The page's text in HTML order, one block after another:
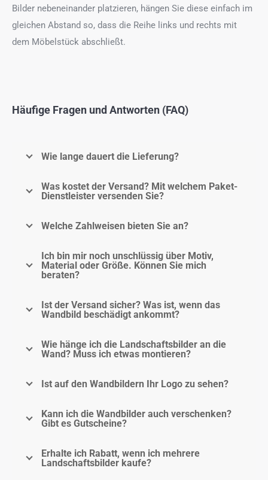
Bilder nebeneinander platzieren, hängen Sie diese einfach im
gleichen Abstand so, dass die Reihe links und rechts mit
dem Möbelstück abschließt.
Häufige Fragen und Antworten (FAQ)
Wie lange dauert die Lieferung?
Was kostet der Versand? Mit welchem Paket-
Dienstleister versenden Sie?
Welche Zahlweisen bieten Sie an?
Ich bin mir noch unschlüssig über Motiv,
Material oder Größe. Können Sie mich
beraten?
Ist der Versand sicher? Was ist, wenn das
Wandbild beschädigt ankommt?
Wie hänge ich die Landschaftsbilder an die
Wand? Muss ich etwas montieren?
Ist auf den Wandbildern Ihr Logo zu sehen?
Kann ich die Wandbilder auch verschenken?
Gibt es Gutscheine?
Erhalte ich Rabatt, wenn ich mehrere
Landschaftsbilder kaufe?